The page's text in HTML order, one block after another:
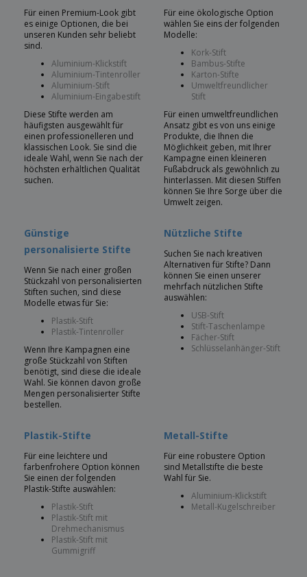
Für einen Premium-Look gibt
es einige Optionen, die bei
unseren Kunden sehr beliebt
sind.
Aluminium-Klickstift
Aluminium-Tintenroller
Aluminium-Stift
Aluminium-Eingabestift
Diese Stifte werden am
häufigsten ausgewählt für
einen professionelleren und
klassischen Look. Sie sind die
ideale Wahl, wenn Sie nach der
höchsten erhältlichen Qualität
suchen.
Für eine ökologische Option
wählen Sie eins der folgenden
Modelle:
Kork-Stift
Bambus-Stifte
Karton-Stifte
Umweltfreundlicher
Stift
Für einen umweltfreundlichen
Ansatz gibt es von uns einige
Produkte, die Ihnen die
Möglichkeit geben, mit Ihrer
Kampagne einen kleineren
Fußabdruck als gewöhnlich zu
hinterlassen. Mit diesen Stiffen
können Sie Ihre Sorge über die
Umwelt zeigen.
Günstige
personalisierte Stifte
Wenn Sie nach einer großen
Stückzahl von personalisierten
Stiften suchen, sind diese
Modelle etwas für Sie:
Plastik-Stift
Plastik-Tintenroller
Wenn Ihre Kampagnen eine
große Stückzahl von Stiften
benötigt, sind diese die ideale
Wahl. Sie können davon große
Mengen personalisierter Stifte
bestellen.
Nützliche Stifte
Suchen Sie nach kreativen
Alternativen für Stifte? Dann
können Sie einen unserer
mehrfach nützlichen Stifte
auswählen:
USB-Stift
Stift-Taschenlampe
Fächer-Stift
Schlüsselanhänger-Stift
Plastik-Stifte
Für eine leichtere und
farbenfrohere Option können
Sie einen der folgenden
Plastik-Stifte auswählen:
Plastik-Stift
Plastik-Stift mit
Drehmechanismus
Plastik-Stift mit
Gummigriff
Metall-Stifte
Für eine robustere Option
sind Metallstifte die beste
Wahl für Sie.
Aluminium-Klickstift
Metall-Kugelschreiber